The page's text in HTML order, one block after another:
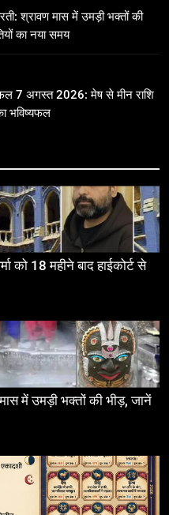
श्रावण मास में उमड़ी भक्तों की
का नया समय
7 अगस्त 2026: मेष से मीन राशि
भविष्यफल
को 18 महीने बाद हाईकोर्ट से
में उमड़ी भक्तों की भीड़, जानें